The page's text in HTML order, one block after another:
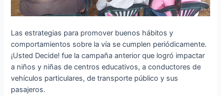
Las estrategias para promover buenos hábitos y
comportamientos sobre la vía se cumplen periódicamente.
¡Usted Decide! fue la campaña anterior que logró impactar
a niños y niñas de centros educativos, a conductores de
vehículos particulares, de transporte público y sus
pasajeros.